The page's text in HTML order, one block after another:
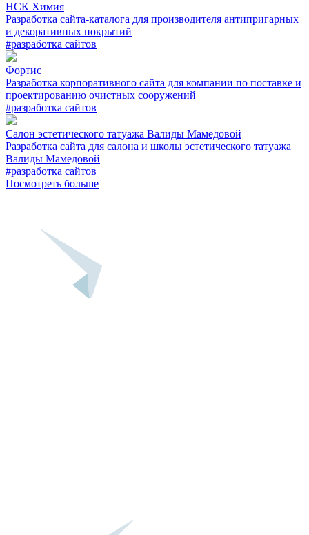
НСК Химия
Разработка сайта-каталога для производителя антипригарных
и декоративных покрытий
#разработка сайтов
Фортис
Разработка корпоративного сайта для компании по поставке и
проектированию очистных сооружений
#разработка сайтов
Салон эстетического татуажа Валиды Мамедовой
Разработка сайта для салона и школы эстетического татуажа
Валиды Мамедовой
#разработка сайтов
Посмотреть больше